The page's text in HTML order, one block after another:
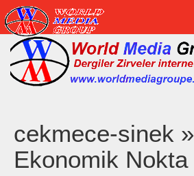
cekmece-sinek »
Ekonomik Nokta